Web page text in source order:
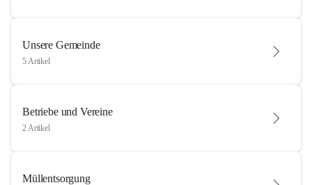
Unsere Gemeinde
5 Artikel
Betriebe und Vereine
2 Artikel
Müllentsorgung